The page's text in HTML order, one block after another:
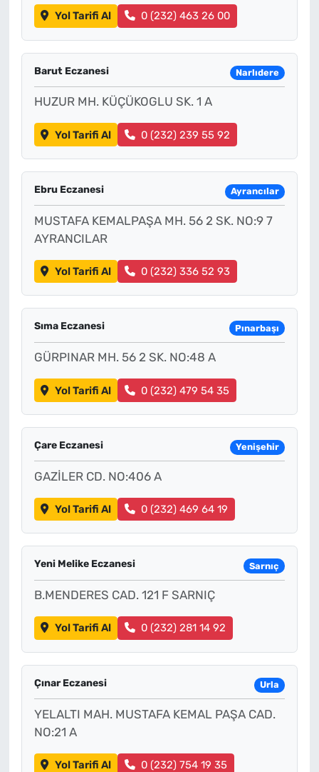
Yol Tarifi Al 0 (232) 463 26 00
Barut Eczanesi Narlıdere
HUZUR MH. KÜÇÜKOGLU SK. 1 A
Yol Tarifi Al 0 (232) 239 55 92
Ebru Eczanesi Ayrancılar
MUSTAFA KEMALPAŞA MH. 56 2 SK. NO:9 7
AYRANCILAR
Yol Tarifi Al 0 (232) 336 52 93
Sıma Eczanesi Pınarbaşı
GÜRPINAR MH. 56 2 SK. NO:48 A
Yol Tarifi Al 0 (232) 479 54 35
Çare Eczanesi Yenişehir
GAZİLER CD. NO:406 A
Yol Tarifi Al 0 (232) 469 64 19
Yeni Melike Eczanesi Sarnıç
B.MENDERES CAD. 121 F SARNIÇ
Yol Tarifi Al 0 (232) 281 14 92
Çınar Eczanesi Urla
YELALTI MAH. MUSTAFA KEMAL PAŞA CAD.
NO:21 A
Yol Tarifi Al 0 (232) 754 19 35